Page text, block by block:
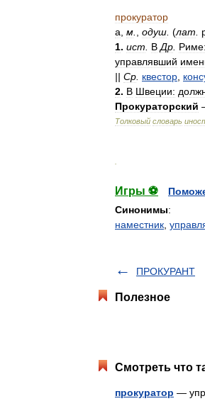
прокуратор
а м одуш (лат
1. ист В Др Риме:
управлявший
|| Ср квестор
2. В Швеции:
Прокураторский
Толковый словарь
Игры ⚽
Синонимы:
наместник
ПРОКУРАНТ
Полезное
Смотреть что
прокуратор —